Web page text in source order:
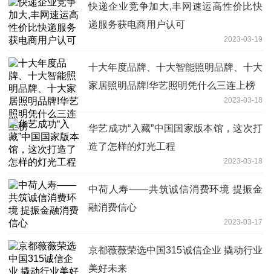
快递企业竞争加大,丰网速运高性价比快
递服务获电商用户认可
2023-03-19
十大年度品牌、十大智能照明品牌、十大
家居照明品牌!华艺照明凭什么三连上榜
2023-03-18
华艺成功“入藏”中国国家版本馆，这次打
造了怎样的灯光工程
2023-03-18
中荷人寿——共筑诚信消费环境 提振金
融消费信心
2023-03-17
京都薇薇荣选中国315诚信企业 撬动行业
美好未来